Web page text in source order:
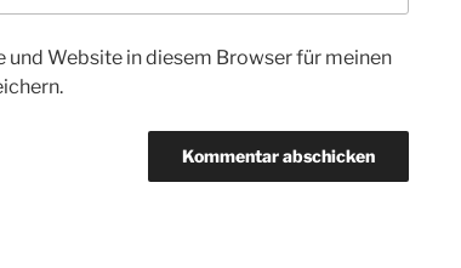
und Website in diesem Browser für meinen